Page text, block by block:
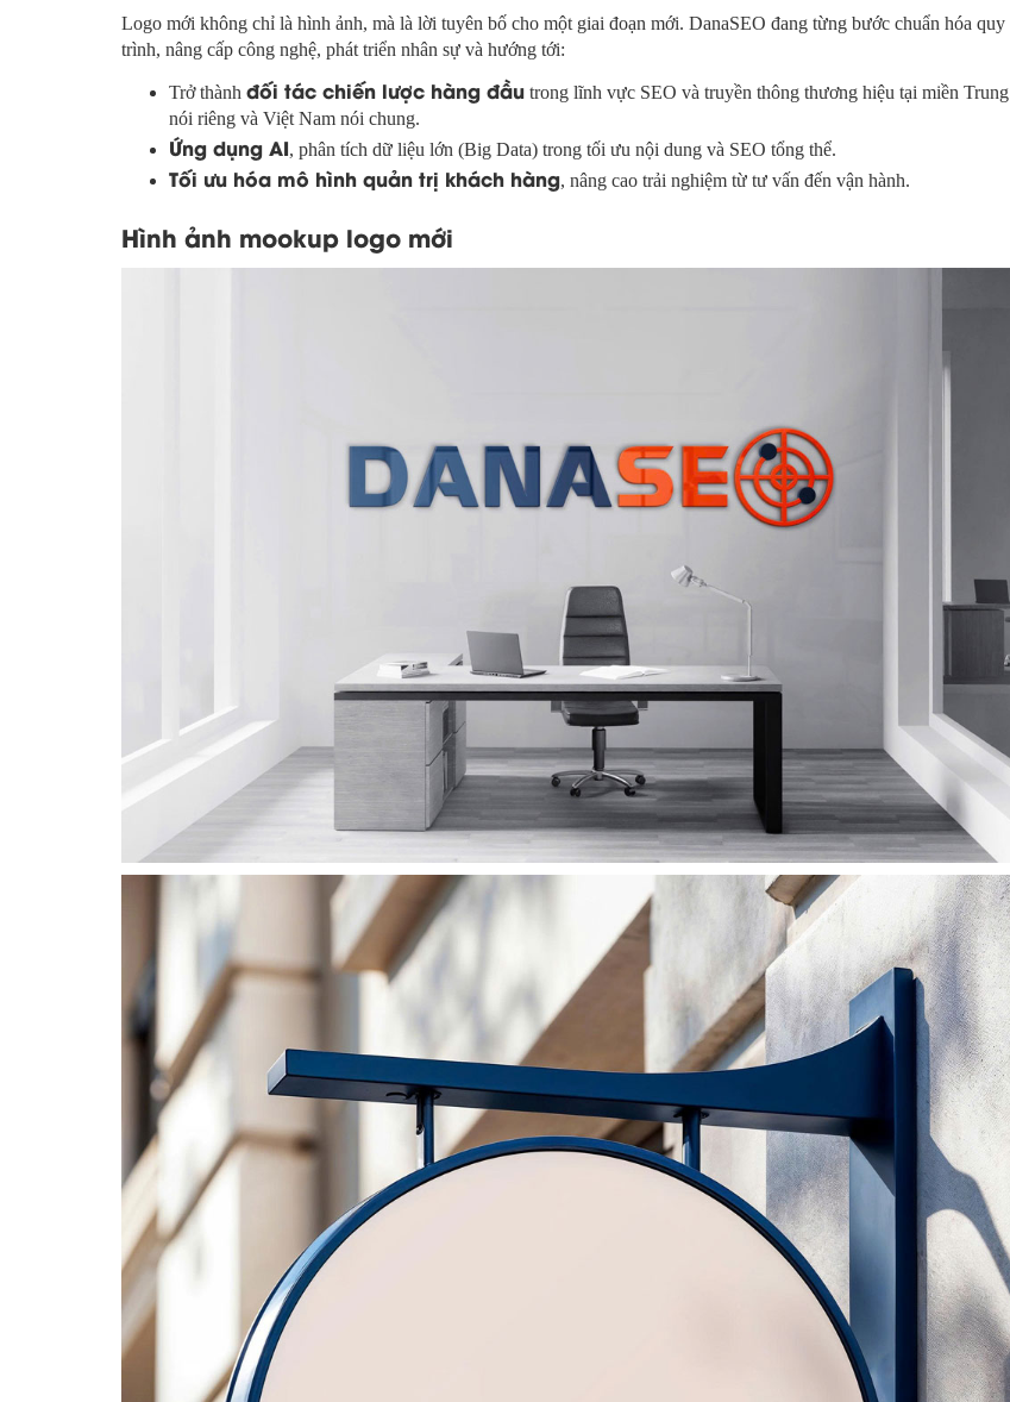
Logo mới không chỉ là hình ảnh, mà là lời tuyên bố cho một giai đoạn mới. DanaSEO đang từng bước chuẩn hóa quy
trình, nâng cấp công nghệ, phát triển nhân sự và hướng tới:
Trở thành đối tác chiến lược hàng đầu trong lĩnh vực SEO và truyền thông thương hiệu tại miền Trung
nói riêng và Việt Nam nói chung.
Ứng dụng AI, phân tích dữ liệu lớn (Big Data) trong tối ưu nội dung và SEO tổng thể.
Tối ưu hóa mô hình quản trị khách hàng, nâng cao trải nghiệm từ tư vấn đến vận hành.
Hình ảnh mookup logo mới